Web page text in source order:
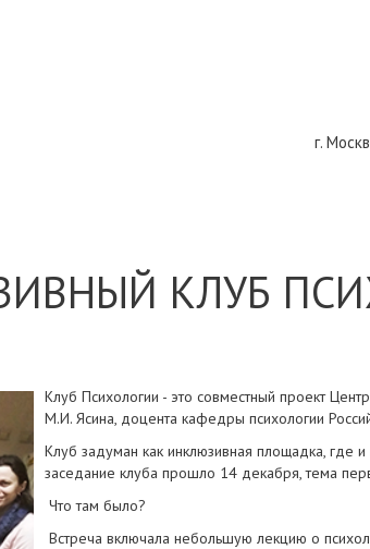
г.
КЛУБ
Клуб Психологии - это совместный проект
М.И. Ясина, доцента кафедры психологии
Клуб задуман как инклюзивная площадка,
заседание клуба прошло 14 декабря, тема
Что там было?
Встреча включала небольшую лекцию о